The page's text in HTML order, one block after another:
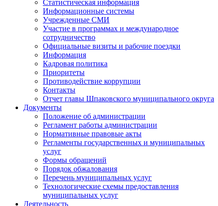
Статистическая информация
Информационные системы
Учрежденные СМИ
Участие в программах и международное
сотрудничество
Официальные визиты и рабочие поездки
Информация
Кадровая политика
Приоритеты
Противодействие коррупции
Контакты
Отчет главы Шпаковского муниципального округа
Документы
Положение об администрации
Регламент работы администрации
Нормативные правовые акты
Регламенты государственных и муниципальных
услуг
Формы обращений
Порядок обжалования
Перечень муниципальных услуг
Технологические схемы предоставления
муниципальных услуг
Деятельность